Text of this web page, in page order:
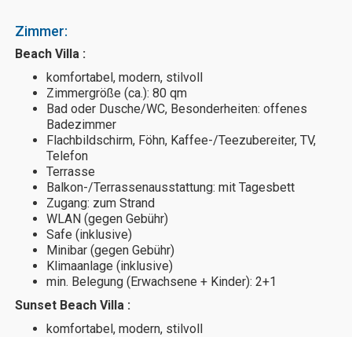
Zimmer:
Beach Villa :
komfortabel, modern, stilvoll
Zimmergröße (ca.): 80 qm
Bad oder Dusche/WC, Besonderheiten: offenes
Badezimmer
Flachbildschirm, Föhn, Kaffee-/Teezubereiter, TV,
Telefon
Terrasse
Balkon-/Terrassenausstattung: mit Tagesbett
Zugang: zum Strand
WLAN (gegen Gebühr)
Safe (inklusive)
Minibar (gegen Gebühr)
Klimaanlage (inklusive)
min. Belegung (Erwachsene + Kinder): 2+1
Sunset Beach Villa :
komfortabel, modern, stilvoll